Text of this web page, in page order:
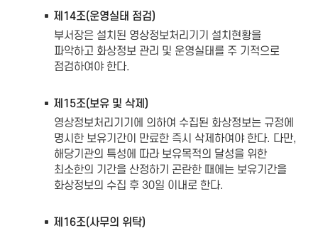
제14조(운영실태 점검)
부서장은 설치된 영상정보처리기기 설치현황을
파악하고 화상정보 관리 및 운영실태를 주 기적으로
점검하여야 한다.
제15조(보유 및 삭제)
영상정보처리기기에 의하여 수집된 화상정보는 규정에
명시한 보유기간이 만료한 즉시 삭제하여야 한다. 다만,
해당기관의 특성에 따라 보유목적의 달성을 위한
최소한의 기간을 산정하기 곤란한 때에는 보유기간을
화상정보의 수집 후 30일 이내로 한다.
제16조(사무의 위탁)